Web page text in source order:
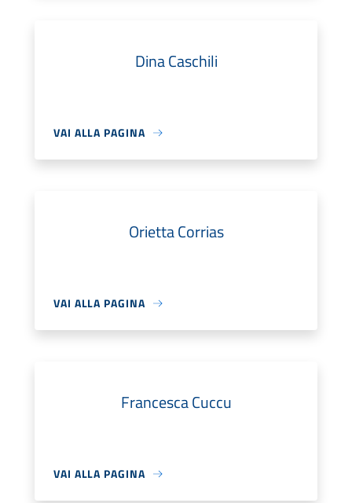
Dina Caschili
VAI ALLA PAGINA
Orietta Corrias
VAI ALLA PAGINA
Francesca Cuccu
VAI ALLA PAGINA